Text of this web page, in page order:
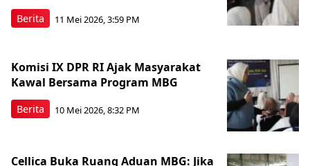
Berita 11 Mei 2026, 3:59 PM
Berita
Komisi IX DPR RI Ajak Masyarakat
Kawal Bersama Program MBG
10 Mei 2026, 8:32 PM
Cellica Buka Ruang Aduan MBG: Jika